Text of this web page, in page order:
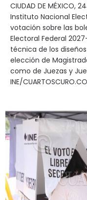
CIUDAD DE MÉXICO,
Instituto Nacional
votación sobre las
Electoral Federal
técnica de los
elección de
como de Juezas y
INE/